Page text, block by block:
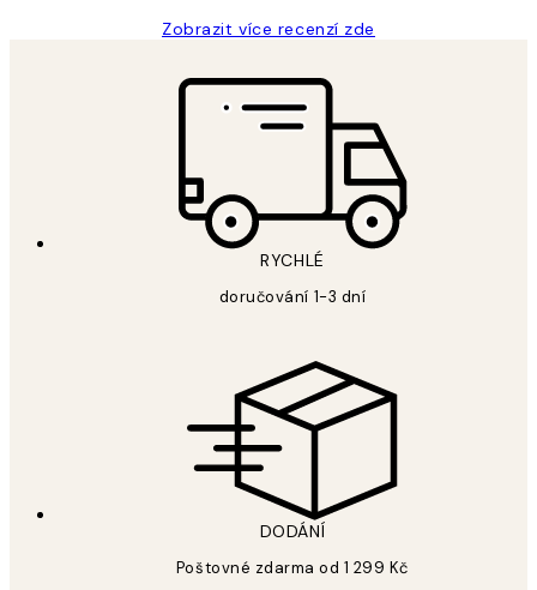
Zobrazit více recenzí zde
RYCHLÉ
doručování 1-3 dní
DODÁNÍ
Poštovné zdarma od 1 299 Kč